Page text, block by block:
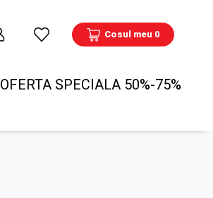
Cosul meu 0
OFERTA SPECIALA 50%-75%